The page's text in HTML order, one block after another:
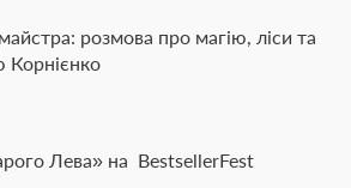
розмова про магію, ліси та
Лева» на BestsellerFest